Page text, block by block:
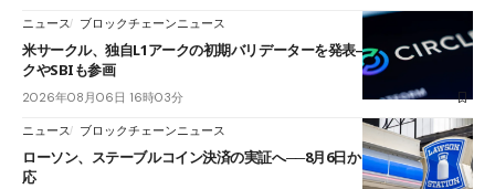
ニュース ブロックチェーンニュース
米サークル、独自L1アークの初期バリデーターを発表――ブラックロッ
クやSBIも参画
2026年08月06日 16時03分
ニュース ブロックチェーンニュース
ローソン、ステーブルコイン決済の実証へ──8月6日からJPYCやUSDC対
応